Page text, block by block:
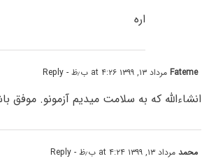
اره
Fatemeمرداد ۱۳, ۱۳۹۹ at ۴:۲۶ ب٫ظ - Reply
انشاءالله که به سلامت میدیم آزمونو. موفق
محمدمرداد ۱۳, ۱۳۹۹ at ۴:۲۴ ب٫ظ - Reply